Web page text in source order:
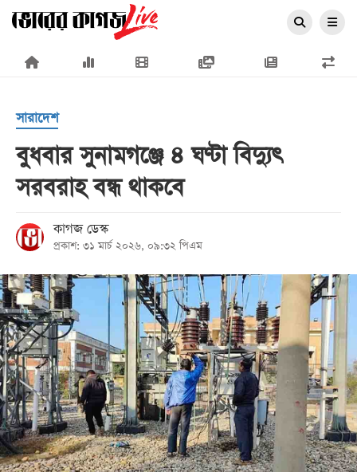
×
প্রচ্ছদ
জাতীয়
রাজনীতি
অর্থনীতি
আন্তর্জাতিক
সারাদেশ
খেলা
বিনোদন
লাইফ
স্টাইল
সারাদেশ
বুধবার সুনামগঞ্জে ৪ ঘণ্টা বিদ্যুৎ
সরবরাহ বন্ধ থাকবে
কাগজ ডেস্ক
প্রকাশ: ৩১ মার্চ ২০২৬, ০৯:৩২ পিএম